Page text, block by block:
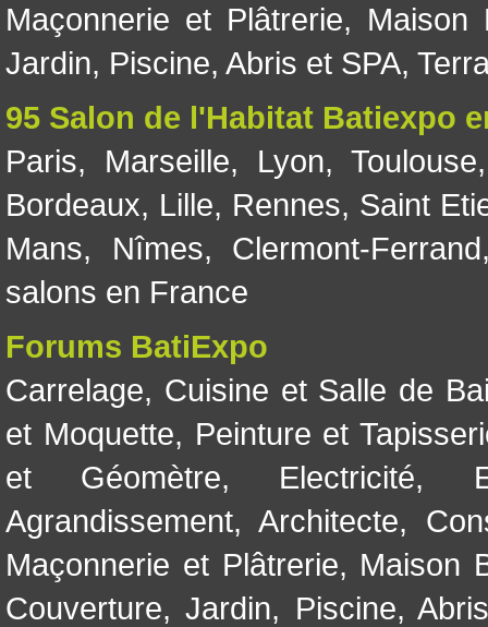
Maçonnerie et Plâtrerie, Maison
Jardin, Piscine, Abris et SPA,
95 Salon de l'Habitat Batiexpo
Paris, Marseille, Lyon, Toulouse
Bordeaux, Lille, Rennes, Saint
Mans, Nîmes, Clermont-Ferrand
salons en France
Forums BatiExpo
Carrelage, Cuisine et Salle de
et Moquette, Peinture et
et Géomètre, Electricité,
Agrandissement, Architecte,
Maçonnerie et Plâtrerie, Maison
Couverture,Jardin, Piscine,